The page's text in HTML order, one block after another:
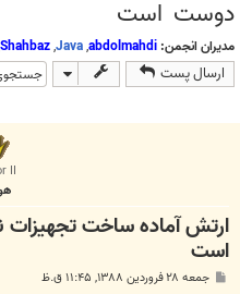
دوست است
مدیران انجمن: abdolmahdi
,
Java
,
Shahbaz
ارسال پست
II
ارتش آماده ساخت
است
جمعه ۲۸ فروردین ۱۳۸۸, ۱۱:۴۵ ق.ظ